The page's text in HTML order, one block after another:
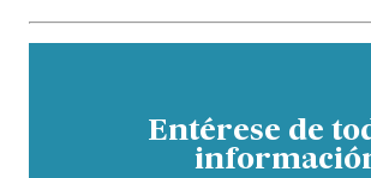
Entérese de